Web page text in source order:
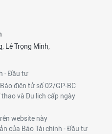
, Lê Trọng Minh,
- Đầu tư
điện tử số 02/GP-BC
và Du lịch cấp ngày
website này
của Báo Tài chính - Đầu tư